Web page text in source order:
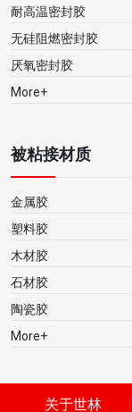
耐高温密封胶
无硅阻燃密封胶
厌氧密封胶
More+
被粘接材质
金属胶
塑料胶
木材胶
石材胶
陶瓷胶
More+
关于世林